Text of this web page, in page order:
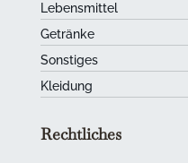
Lebensmittel
Getränke
Sonstiges
Kleidung
Rechtliches